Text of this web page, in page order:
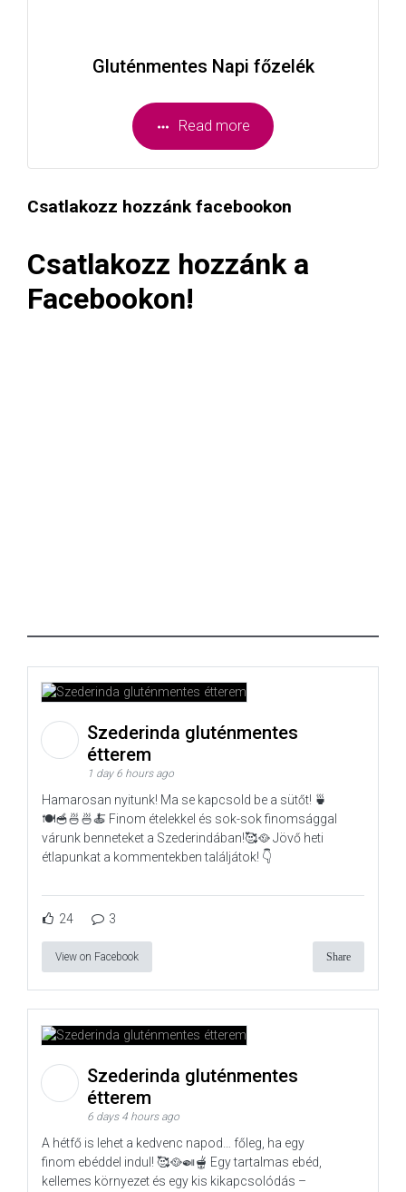
Gluténmentes Napi főzelék
Read more
Csatlakozz hozzánk facebookon
Csatlakozz hozzánk a
Facebookon!
Szederinda gluténmentes
étterem
1 day 6 hours ago
Hamarosan nyitunk! Ma se kapcsold be a sütőt! 🍵
🍽️🥣🍜🍜🍝 Finom ételekkel és sok-sok finomsággal
várunk benneteket a Szederindában!🥰🥘 Jövő heti
étlapunkat a kommentekben találjátok! 👇
24 3
View on Facebook Share
Szederinda gluténmentes
étterem
6 days 4 hours ago
A hétfő is lehet a kedvenc napod… főleg, ha egy
finom ebéddel indul! 🥰🥘🍛🫕 Egy tartalmas ebéd,
kellemes környezet és egy kis kikapcsolódás –